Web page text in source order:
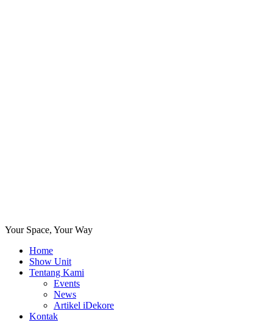
Your Space, Your Way
Home
Show Unit
Tentang Kami
Events
News
Artikel iDekore
Kontak